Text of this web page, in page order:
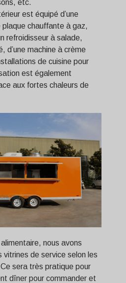
etc.
est équipé d’une
plaque chauffante à gaz,
refroidisseur à salade,
d’une machine à crème
de cuisine pour
est également
aux fortes chaleurs de
nous avons
vitrines de service selon les
sera très pratique pour
dîner pour commander et